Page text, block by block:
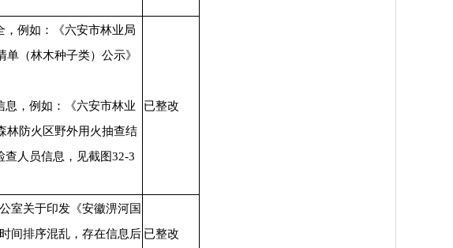
，例如：《六安市林业局
（林木种子类）公示》
息，例如：《六安市林业
林防火区野外用火抽查结
人员信息，见截图32-3
已整改
室关于印发《安徽淠河国
间排序混乱，存在信息后 已整改